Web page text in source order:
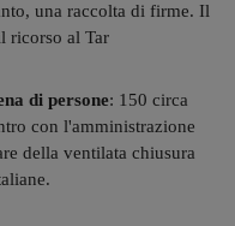
una raccolta di firme. Il
ricorso al Tar
di persone: 150 circa
con l'amministrazione
della ventilata chiusura